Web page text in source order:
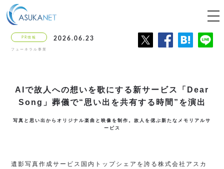
PR情報 2026.06.23
フューネラル事業
AIで故人への想いを歌にする新サービス「Dear
Song」葬儀で“思い出を共有する時間”を演出
写真と思い出からオリジナル楽曲と映像を制作。故人を偲ぶ新たなメモリアルサ
ービス
遺影写真作成サービス国内トップシェアを誇る株式会社アスカ